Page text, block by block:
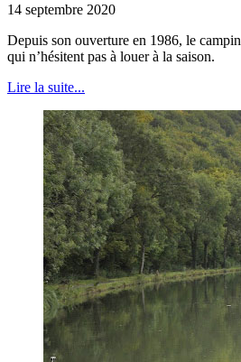
14 septembre 2020
Depuis son ouverture en 1986, le
qui n’hésitent pas à louer à la saison.
Lire la suite...